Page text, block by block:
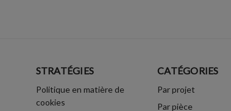
STRATÉGIES
Politique en matière de
cookies
CATÉGORIES
Par projet
Par pièce